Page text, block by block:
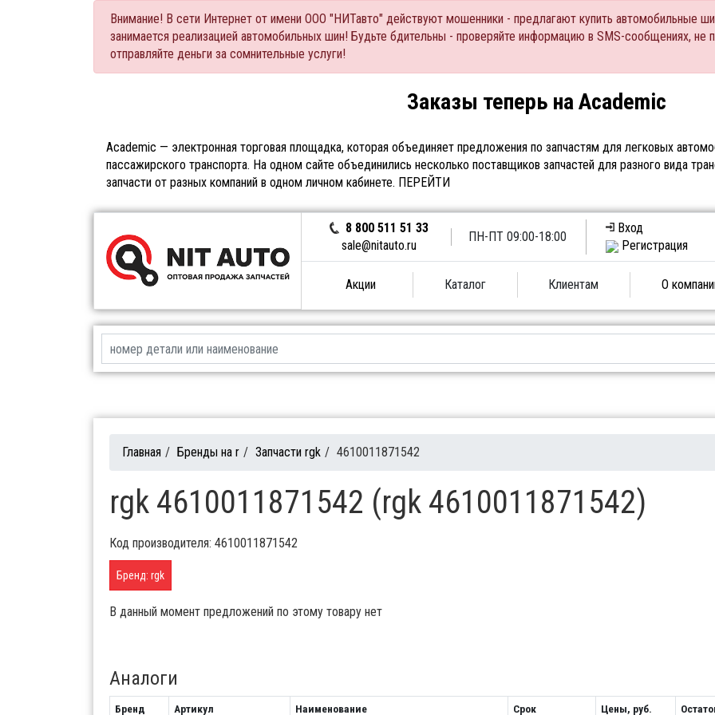
Внимание! В сети Интернет от имени ООО "НИТавто" действуют мошенники - предлагают купить автомобильные
занимается реализацией автомобильных шин! Будьте бдительны - проверяйте информацию в SMS-сообщениях,
отправляйте деньги за сомнительные услуги!
Заказы теперь на Academic
Academic — электронная торговая площадка, которая объединяет предложения по запчастям для легковых
пассажирского транспорта. На одном сайте объединились несколько поставщиков запчастей для разного вида
запчасти от разных компаний в одном личном кабинете. ПЕРЕЙТИ
8 800 511 51 33
sale@nitauto.ru
ПН-ПТ 09:00-18:00
Вход
Регистрация
Акции Каталог Клиентам О
Главная / Бренды на r / Запчасти rgk / 4610011871542
rgk 4610011871542 (rgk 4610011871542)
Код производителя: 4610011871542
Бренд: rgk
В данный момент предложений по этому товару нет
Аналоги
Бренд Артикул Наименование Срок Цены, руб.